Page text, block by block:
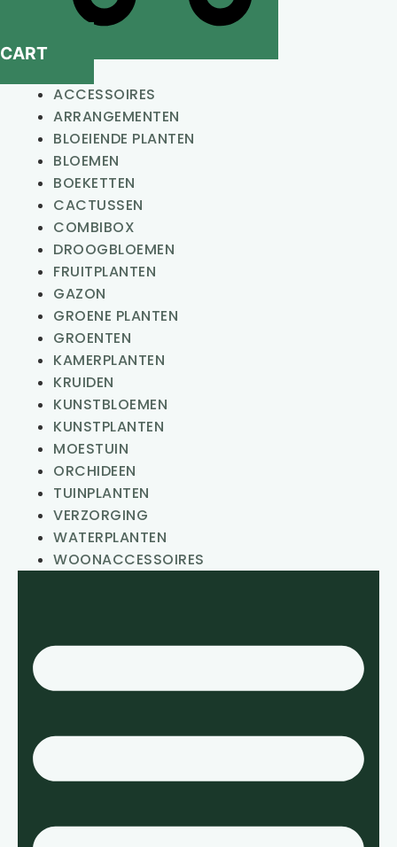
CART
ACCESSOIRES
ARRANGEMENTEN
BLOEIENDE PLANTEN
BLOEMEN
BOEKETTEN
CACTUSSEN
COMBIBOX
DROOGBLOEMEN
FRUITPLANTEN
GAZON
GROENE PLANTEN
GROENTEN
KAMERPLANTEN
KRUIDEN
KUNSTBLOEMEN
KUNSTPLANTEN
MOESTUIN
ORCHIDEEN
TUINPLANTEN
VERZORGING
WATERPLANTEN
WOONACCESSOIRES